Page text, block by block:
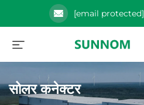
[email protected]
सोलर कनेक्टर